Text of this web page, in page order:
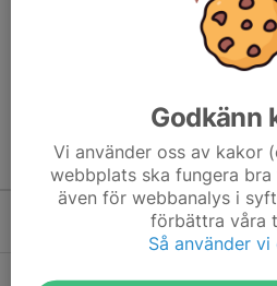
att kunna börja administrera
Kommande aktiviteter
Tis 18/8 Träning
Eriksdalsbadet
Godkänn
Vi använder oss av kakor
webbplats ska fungera
även för webbanalys i
förbättra våra
Så använder